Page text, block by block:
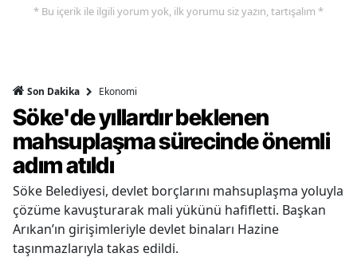
* Bu içerik ile ilgili yorum yok, ilk yorumu siz yazın, tartışalım *
Son Dakika Ekonomi
Söke'de yıllardır beklenen
mahsuplaşma sürecinde önemli
adım atıldı
Söke Belediyesi, devlet borçlarını mahsuplaşma yoluyla
çözüme kavuşturarak mali yükünü hafifletti. Başkan
Arıkan’ın girişimleriyle devlet binaları Hazine
taşınmazlarıyla takas edildi.